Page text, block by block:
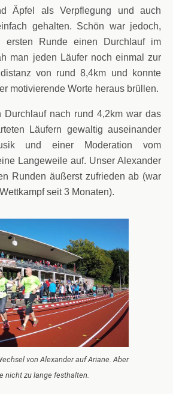
Äpfel als Verpflegung und auch
gehalten. Schön war jedoch,
Runde einen Durchlauf im
man jeden Läufer noch einmal zur
von rund 8,4km und konnte
motivierende Worte heraus brüllen.
Durchlauf nach rund 4,2km war das
Läufern gewaltig auseinander
und einer Moderation vom
Langeweile auf. Unser Alexander
Runden äußerst zufrieden ab (war
seit 3 Monaten).
von Alexander auf Ariane. Aber
nicht zu lange festhalten.